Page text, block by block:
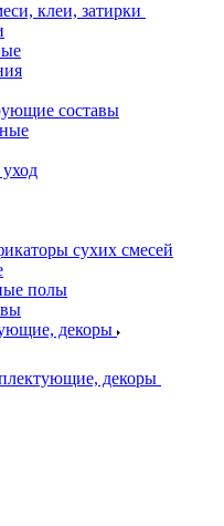
клеи, затирки
составы
сухих смесей
полы
декоры
декоры